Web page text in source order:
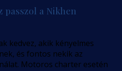
passzol a Nikhen
kedvez, akik kényelmes
és fontos nekik az
Motoros charter esetén